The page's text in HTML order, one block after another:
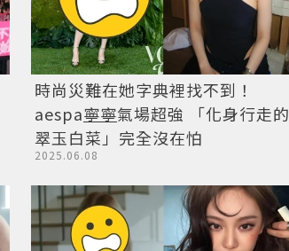
時尚災難在她字典裡找不到！
aespa寧寧氣場超強 「化身行走的
翠玉白菜」完全沒在怕
2025.06.08